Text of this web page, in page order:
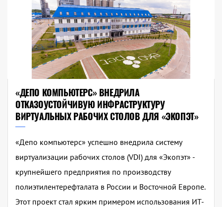
«ДЕПО КОМПЬЮТЕРС» ВНЕДРИЛА
ОТКАЗОУСТОЙЧИВУЮ ИНФРАСТРУКТУРУ
ВИРТУАЛЬНЫХ РАБОЧИХ СТОЛОВ ДЛЯ «ЭКОПЭТ»
«Депо компьютерс» успешно внедрила систему
виртуализации рабочих столов (VDI) для «Экопэт» -
крупнейшего предприятия по производству
полиэтилентерефталата в России и Восточной Европе.
Этот проект стал ярким примером использования ИТ-